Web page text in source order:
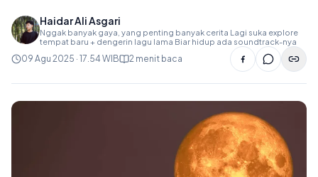
Haidar Ali Asgari
Nggak banyak gaya, yang penting banyak cerita Lagi suka explore
tempat baru + dengerin lagu lama Biar hidup ada soundtrack-nya
09 Agu 2025 · 17.54 WIB 2 menit baca